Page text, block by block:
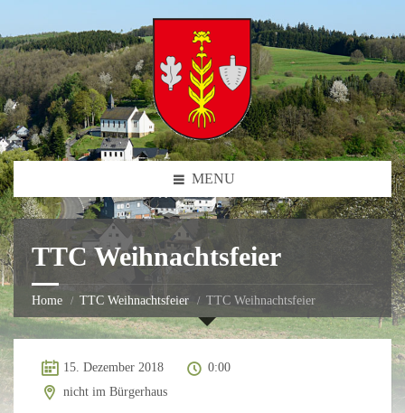
MENU
TTC Weihnachtsfeier
Home TTC Weihnachtsfeier TTC Weihnachtsfeier
15. Dezember 2018
0:00
nicht im Bürgerhaus